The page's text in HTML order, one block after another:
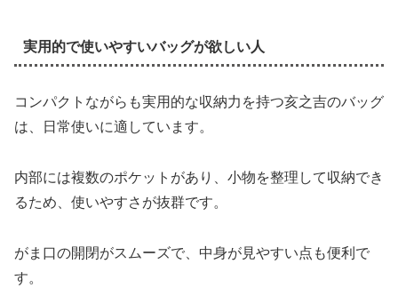
実用的で使いやすいバッグが欲しい人
コンパクトながらも実用的な収納力を持つ亥之吉のバッグ
は、日常使いに適しています。
内部には複数のポケットがあり、小物を整理して収納でき
るため、使いやすさが抜群です。
がま口の開閉がスムーズで、中身が見やすい点も便利で
す。